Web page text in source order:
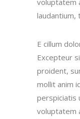
voluptatem
laudantium,
E cillum
Excepteur
proident,
mollit anim
perspiciatis
voluptatem